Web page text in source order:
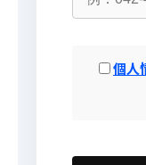
個人